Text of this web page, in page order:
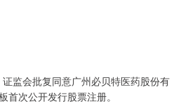
监会批复同意广州必贝特医药股份有
首次公开发行股票注册。